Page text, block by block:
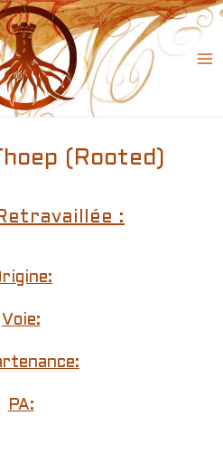
(Rooted)
:
Voie:
PA: